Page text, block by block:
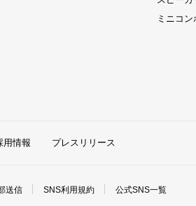
ミニコ
用情報 プレスリリース
送信 SNS利用規約 公式SNS一覧